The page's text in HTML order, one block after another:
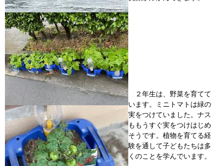
２年生は、野菜を育てて
います。ミニトマトは緑の
実をつけていました。ナス
ももうすぐ実をつけはじめ
そうです。植物を育てる経
験を通して子どもたちは多
くのことを学んでいます。